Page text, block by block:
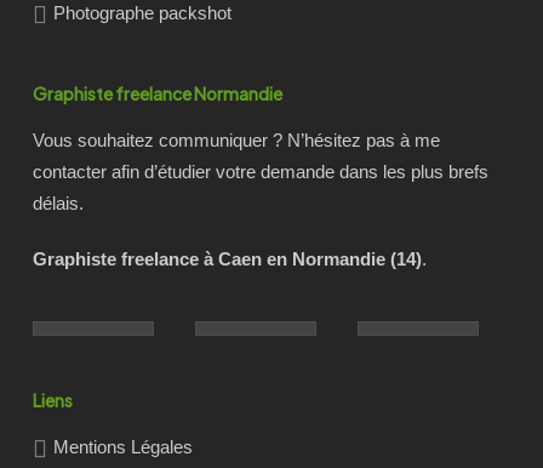
Photographe packshot
Graphiste freelance Normandie
Vous souhaitez communiquer ? N’hésitez pas à me
contacter afin d’étudier votre demande dans les plus brefs
délais.
Graphiste freelance à Caen en Normandie (14).
Liens
Mentions Légales